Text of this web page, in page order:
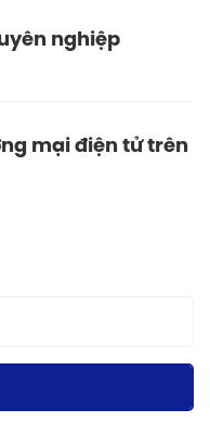
nghiệp
mại điện tử trên